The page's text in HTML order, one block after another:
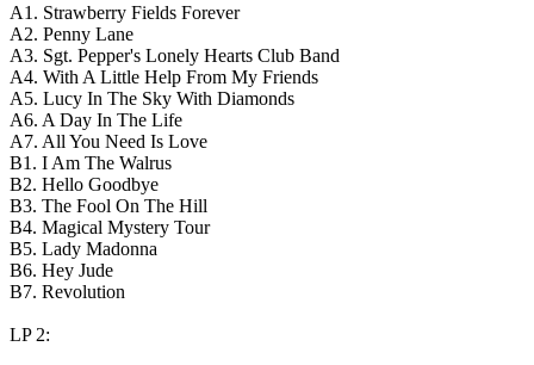
A1. Strawberry Fields Forever
A2. Penny Lane
A3. Sgt. Pepper's Lonely Hearts Club Band
A4. With A Little Help From My Friends
A5. Lucy In The Sky With Diamonds
A6. A Day In The Life
A7. All You Need Is Love
B1. I Am The Walrus
B2. Hello Goodbye
B3. The Fool On The Hill
B4. Magical Mystery Tour
B5. Lady Madonna
B6. Hey Jude
B7. Revolution
LP 2: